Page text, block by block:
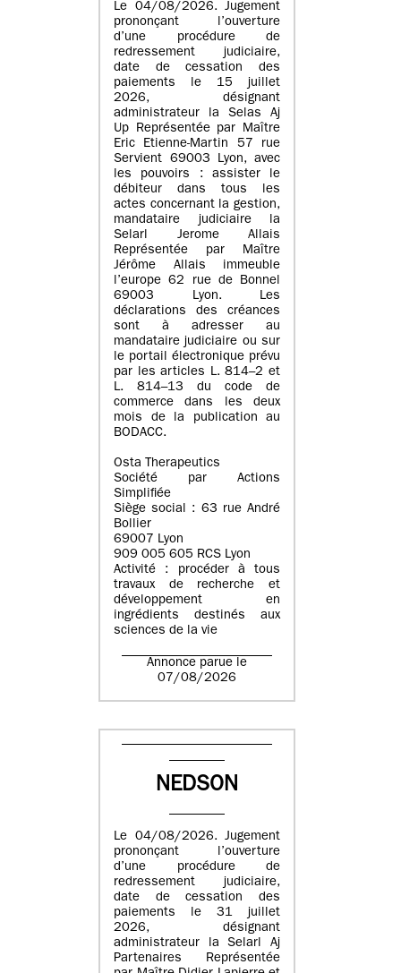
Le 04/08/2026. Jugement
prononçant l’ouverture
d’une procédure de
redressement judiciaire,
date de cessation des
paiements le 15 juillet
2026, désignant
administrateur la Selas Aj
Up Représentée par Maître
Eric Etienne-Martin 57 rue
Servient 69003 Lyon, avec
les pouvoirs : assister le
débiteur dans tous les
actes concernant la gestion,
mandataire judiciaire la
Selarl Jerome Allais
Représentée par Maître
Jérôme Allais immeuble
l’europe 62 rue de Bonnel
69003 Lyon. Les
déclarations des créances
sont à adresser au
mandataire judiciaire ou sur
le portail électronique prévu
par les articles L. 814–2 et
L. 814–13 du code de
commerce dans les deux
mois de la publication au
BODACC.
Osta Therapeutics
Société par Actions
Simplifiée
Siège social : 63 rue André
Bollier
69007 Lyon
909 005 605 RCS Lyon
Activité : procéder à tous
travaux de recherche et
développement en
ingrédients destinés aux
sciences de la vie
Annonce parue le
07/08/2026
NEDSON
Le 04/08/2026. Jugement
prononçant l’ouverture
d’une procédure de
redressement judiciaire,
date de cessation des
paiements le 31 juillet
2026, désignant
administrateur la Selarl Aj
Partenaires Représentée